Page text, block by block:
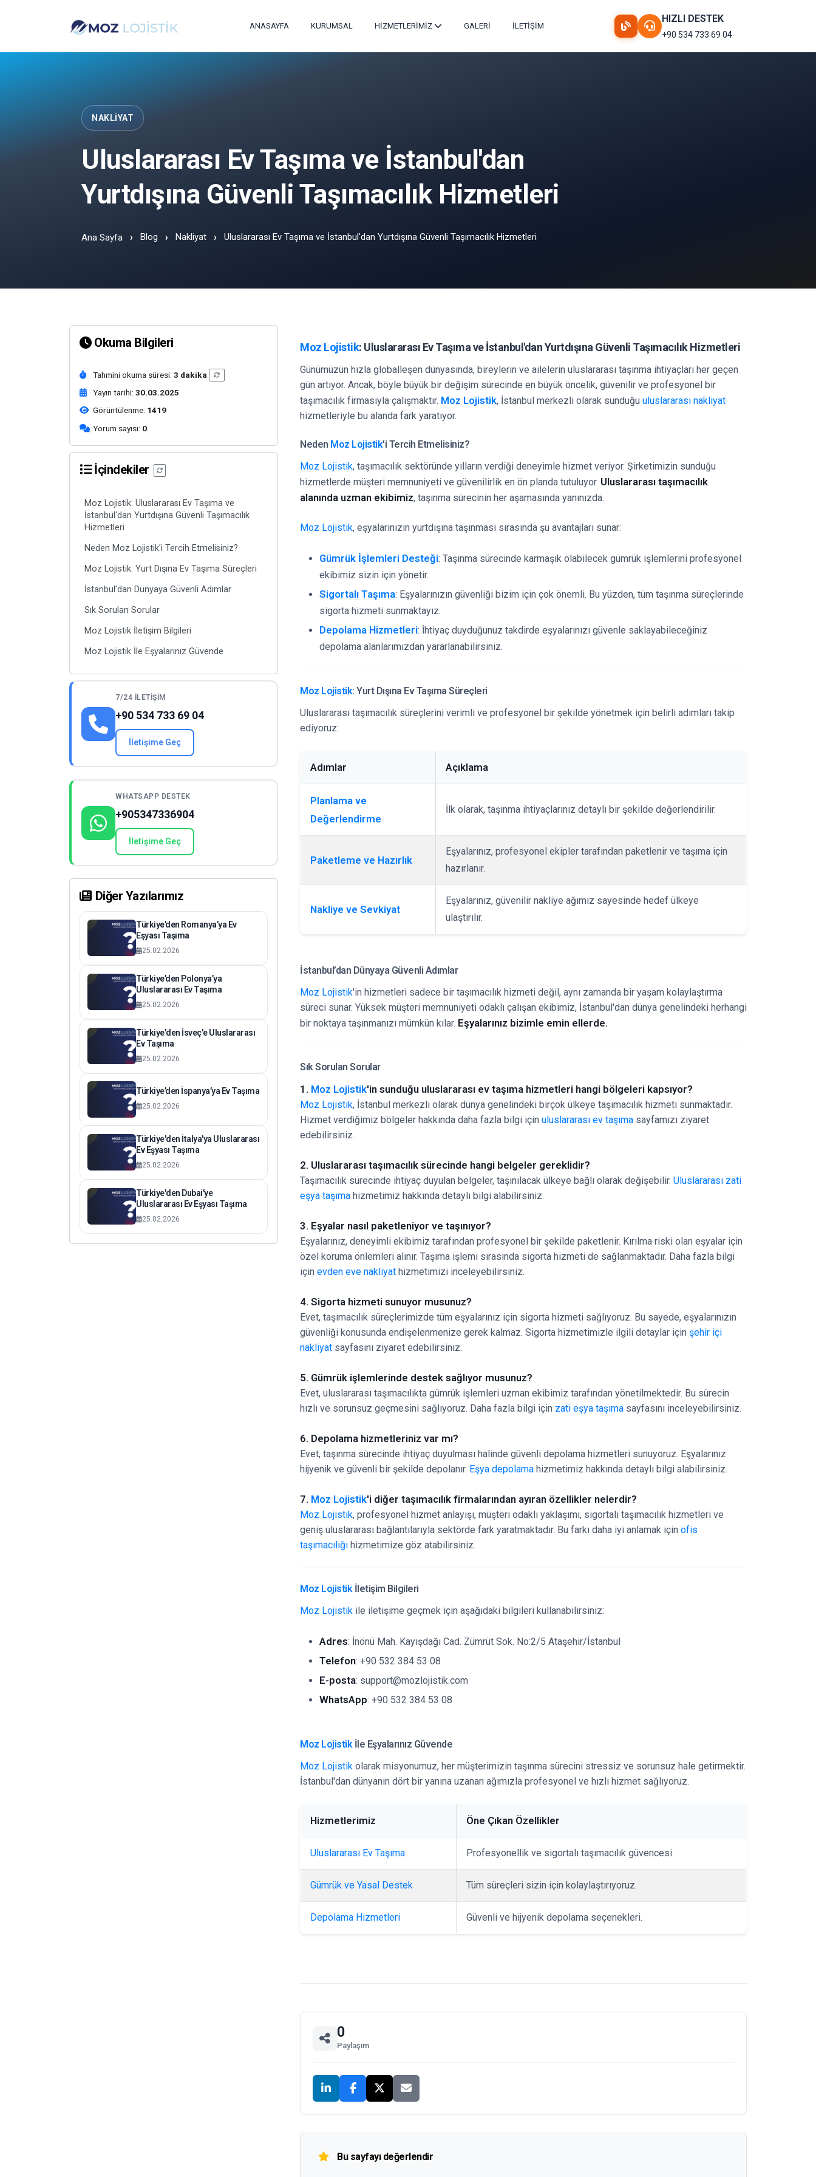
ANASAYFA KURUMSAL HİZMETLERİMİZ GALERİ İLETİŞİM
HIZLI DESTEK
+90 534 733 69 04
NAKLIYAT
Uluslararası Ev Taşıma ve İstanbul'dan
Yurtdışına Güvenli Taşımacılık Hizmetleri
Ana Sayfa Blog Nakliyat Uluslararası Ev Taşıma ve İstanbul'dan Yurtdışına Güvenli Taşımacılık Hizmetleri
Okuma Bilgileri
Tahmini okuma süresi:3 dakika
Yayın tarihi:30.03.2025
Görüntülenme: 1419
Yorum sayısı: 0
İçindekiler
Moz Lojistik: Uluslararası Ev Taşıma ve
İstanbul'dan Yurtdışına Güvenli Taşımacılık
Hizmetleri
Neden Moz Lojistik'i Tercih Etmelisiniz?
Moz Lojistik: Yurt Dışına Ev Taşıma Süreçleri
İstanbul’dan Dünyaya Güvenli Adımlar
Sık Sorulan Sorular
Moz Lojistik İletişim Bilgileri
Moz Lojistik İle Eşyalarınız Güvende
7/24 İLETIŞIM
+90 534 733 69 04
İletişime Geç
WHATSAPP DESTEK
+905347336904
İletişime Geç
Diğer Yazılarımız
Türkiye’den Romanya’ya Ev
Eşyası Taşıma
25.02.2026
Türkiye’den Polonya’ya
Uluslararası Ev Taşıma
25.02.2026
Türkiye'den İsveç'e Uluslararası
Ev Taşıma
25.02.2026
Türkiye’den İspanya’ya Ev Taşıma
25.02.2026
Türkiye'den İtalya'ya Uluslararası
Ev Eşyası Taşıma
25.02.2026
Türkiye'den Dubai'ye
Uluslararası Ev Eşyası Taşıma
25.02.2026
Moz Lojistik: Uluslararası Ev Taşıma ve İstanbul'dan Yurtdışına Güvenli Taşımacılık Hizmetleri
Günümüzün hızla globalleşen dünyasında, bireylerin ve ailelerin uluslararası taşınma ihtiyaçları her geçen
gün artıyor. Ancak, böyle büyük bir değişim sürecinde en büyük öncelik, güvenilir ve profesyonel bir
taşımacılık firmasıyla çalışmaktır. Moz Lojistik, İstanbul merkezli olarak sunduğu uluslararası nakliyat
hizmetleriyle bu alanda fark yaratıyor.
Neden Moz Lojistik'i Tercih Etmelisiniz?
Moz Lojistik, taşımacılık sektöründe yılların verdiği deneyimle hizmet veriyor. Şirketimizin sunduğu
hizmetlerde müşteri memnuniyeti ve güvenilirlik en ön planda tutuluyor. Uluslararası taşımacılık
alanında uzman ekibimiz, taşınma sürecinin her aşamasında yanınızda.
Moz Lojistik, eşyalarınızın yurtdışına taşınması sırasında şu avantajları sunar:
Gümrük İşlemleri Desteği: Taşınma sürecinde karmaşık olabilecek gümrük işlemlerini profesyonel
ekibimiz sizin için yönetir.
Sigortalı Taşıma: Eşyalarınızın güvenliği bizim için çok önemli. Bu yüzden, tüm taşınma süreçlerinde
sigorta hizmeti sunmaktayız.
Depolama Hizmetleri: İhtiyaç duyduğunuz takdirde eşyalarınızı güvenle saklayabileceğiniz
depolama alanlarımızdan yararlanabilirsiniz.
Moz Lojistik: Yurt Dışına Ev Taşıma Süreçleri
Uluslararası taşımacılık süreçlerini verimli ve profesyonel bir şekilde yönetmek için belirli adımları takip
ediyoruz:
Adımlar Açıklama
Planlama ve
Değerlendirme
İlk olarak, taşınma ihtiyaçlarınız detaylı bir şekilde değerlendirilir.
Paketleme ve Hazırlık
Eşyalarınız, profesyonel ekipler tarafından paketlenir ve taşıma için
hazırlanır.
Nakliye ve Sevkiyat
Eşyalarınız, güvenilir nakliye ağımız sayesinde hedef ülkeye
ulaştırılır.
İstanbul’dan Dünyaya Güvenli Adımlar
Moz Lojistik'in hizmetleri sadece bir taşımacılık hizmeti değil, aynı zamanda bir yaşam kolaylaştırma
süreci sunar. Yüksek müşteri memnuniyeti odaklı çalışan ekibimiz, İstanbul'dan dünya genelindeki herhangi
bir noktaya taşınmanızı mümkün kılar. Eşyalarınız bizimle emin ellerde.
Sık Sorulan Sorular
1. Moz Lojistik'in sunduğu uluslararası ev taşıma hizmetleri hangi bölgeleri kapsıyor?
Moz Lojistik, İstanbul merkezli olarak dünya genelindeki birçok ülkeye taşımacılık hizmeti sunmaktadır.
Hizmet verdiğimiz bölgeler hakkında daha fazla bilgi için uluslararası ev taşıma sayfamızı ziyaret
edebilirsiniz.
2. Uluslararası taşımacılık sürecinde hangi belgeler gereklidir?
Taşımacılık sürecinde ihtiyaç duyulan belgeler, taşınılacak ülkeye bağlı olarak değişebilir. Uluslararası zati
eşya taşıma hizmetimiz hakkında detaylı bilgi alabilirsiniz.
3. Eşyalar nasıl paketleniyor ve taşınıyor?
Eşyalarınız, deneyimli ekibimiz tarafından profesyonel bir şekilde paketlenir. Kırılma riski olan eşyalar için
özel koruma önlemleri alınır. Taşıma işlemi sırasında sigorta hizmeti de sağlanmaktadır. Daha fazla bilgi
için evden eve nakliyat hizmetimizi inceleyebilirsiniz.
4. Sigorta hizmeti sunuyor musunuz?
Evet, taşımacılık süreçlerimizde tüm eşyalarınız için sigorta hizmeti sağlıyoruz. Bu sayede, eşyalarınızın
güvenliği konusunda endişelenmenize gerek kalmaz. Sigorta hizmetimizle ilgili detaylar için şehir içi
nakliyat sayfasını ziyaret edebilirsiniz.
5. Gümrük işlemlerinde destek sağlıyor musunuz?
Evet, uluslararası taşımacılıkta gümrük işlemleri uzman ekibimiz tarafından yönetilmektedir. Bu sürecin
hızlı ve sorunsuz geçmesini sağlıyoruz. Daha fazla bilgi için zati eşya taşıma sayfasını inceleyebilirsiniz.
6. Depolama hizmetleriniz var mı?
Evet, taşınma sürecinde ihtiyaç duyulması halinde güvenli depolama hizmetleri sunuyoruz. Eşyalarınız
hijyenik ve güvenli bir şekilde depolanır. Eşya depolama hizmetimiz hakkında detaylı bilgi alabilirsiniz.
7. Moz Lojistik'i diğer taşımacılık firmalarından ayıran özellikler nelerdir?
Moz Lojistik, profesyonel hizmet anlayışı, müşteri odaklı yaklaşımı, sigortalı taşımacılık hizmetleri ve
geniş uluslararası bağlantılarıyla sektörde fark yaratmaktadır. Bu farkı daha iyi anlamak için ofis
taşımacılığı hizmetimize göz atabilirsiniz.
Moz Lojistikİletişim Bilgileri
Moz Lojistik ile iletişime geçmek için aşağıdaki bilgileri kullanabilirsiniz:
Adres: İnönü Mah. Kayışdağı Cad. Zümrüt Sok. No:2/5 Ataşehir/İstanbul
Telefon: +90 532 384 53 08
E-posta: support@mozlojistik.com
WhatsApp: +90 532 384 53 08
Moz Lojistikİle Eşyalarınız Güvende
Moz Lojistik olarak misyonumuz, her müşterimizin taşınma sürecini stressiz ve sorunsuz hale getirmektir.
İstanbul'dan dünyanın dört bir yanına uzanan ağımızla profesyonel ve hızlı hizmet sağlıyoruz.
Hizmetlerimiz Öne Çıkan Özellikler
Uluslararası Ev Taşıma Profesyonellik ve sigortalı taşımacılık güvencesi.
Gümrük ve Yasal Destek Tüm süreçleri sizin için kolaylaştırıyoruz.
Depolama Hizmetleri Güvenli ve hijyenik depolama seçenekleri.
0
Paylaşım
Bu sayfayı değerlendir